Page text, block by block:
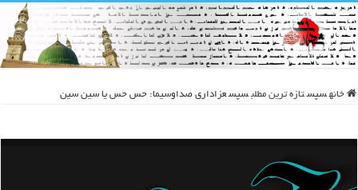
خانه سپس تازه ترین مطلب سپس عزاداری صداوسیما: حس حس یا سین سین